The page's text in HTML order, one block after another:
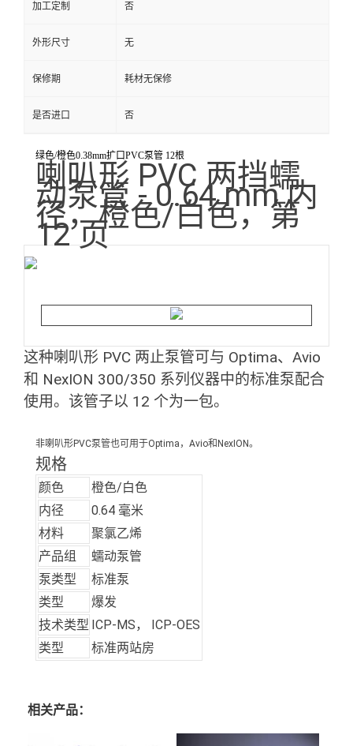
加工定制 否
外形尺寸 无
保修期 耗材无保修
是否进口 否
绿色/橙色0.38mm扩口PVC泵管 12根
喇叭形 PVC 两挡蠕
动泵管 - 0.64 mm 内
径，橙色/白色，第
12 页
这种喇叭形 PVC 两止泵管可与 Optima、Avio
和 NexION 300/350 系列仪器中的标准泵配合
使用。该管子以 12 个为一包。
非喇叭形PVC泵管也可用于Optima，Avio和NexION。
规格
颜色
橙色/白色
内径
0.64 毫米
材料
聚氯乙烯
产品组
蠕动泵管
泵类型
标准泵
类型
爆发
技术类型 ICP-MS， ICP-OES
类型
标准两站房
相关产品：